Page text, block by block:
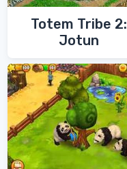
Totem Tribe 2:
Jotun